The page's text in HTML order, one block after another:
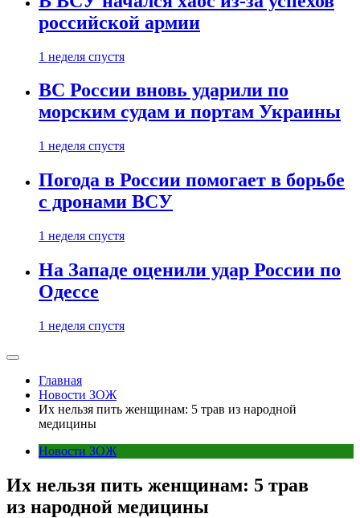
российской армии
1 неделя спустя
ВС России вновь ударили по
морским судам и портам Украины
1 неделя спустя
Погода в России помогает в борьбе
с дронами ВСУ
1 неделя спустя
На Западе оценили удар России по
Одессе
1 неделя спустя
Главная
Новости ЗОЖ
Их нельзя пить женщинам: 5 трав из народной
медицины
Новости ЗОЖ
Их нельзя пить женщинам: 5 трав
из народной медицины